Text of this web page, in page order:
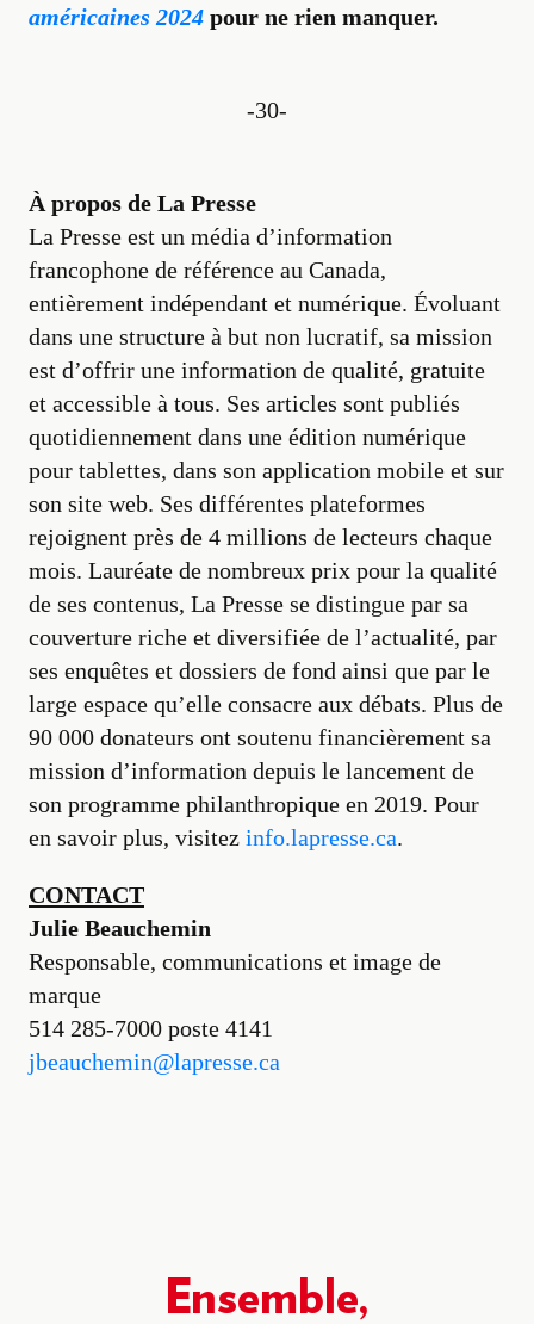
américaines 2024 pour ne rien manquer.
-30-
À propos de La Presse
La Presse est un média d’information
francophone de référence au Canada,
entièrement indépendant et numérique. Évoluant
dans une structure à but non lucratif, sa mission
est d’offrir une information de qualité, gratuite
et accessible à tous. Ses articles sont publiés
quotidiennement dans une édition numérique
pour tablettes, dans son application mobile et sur
son site web. Ses différentes plateformes
rejoignent près de 4 millions de lecteurs chaque
mois. Lauréate de nombreux prix pour la qualité
de ses contenus, La Presse se distingue par sa
couverture riche et diversifiée de l’actualité, par
ses enquêtes et dossiers de fond ainsi que par le
large espace qu’elle consacre aux débats. Plus de
90 000 donateurs ont soutenu financièrement sa
mission d’information depuis le lancement de
son programme philanthropique en 2019. Pour
en savoir plus, visitez info.lapresse.ca.
CONTACT
Julie Beauchemin
Responsable, communications et image de
marque
514 285-7000 poste 4141
jbeauchemin@lapresse.ca
Ensemble,